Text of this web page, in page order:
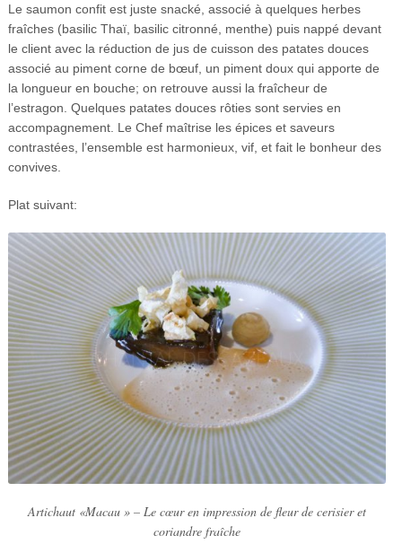
Le saumon confit est juste snacké, associé à quelques herbes
fraîches (basilic Thaï, basilic citronné, menthe) puis nappé devant
le client avec la réduction de jus de cuisson des patates douces
associé au piment corne de bœuf, un piment doux qui apporte de
la longueur en bouche; on retrouve aussi la fraîcheur de
l’estragon. Quelques patates douces rôties sont servies en
accompagnement. Le Chef maîtrise les épices et saveurs
contrastées, l’ensemble est harmonieux, vif, et fait le bonheur des
convives.
Plat suivant:
Artichaut «Macau » – Le cœur en impression de fleur de cerisier et
coriandre fraîche